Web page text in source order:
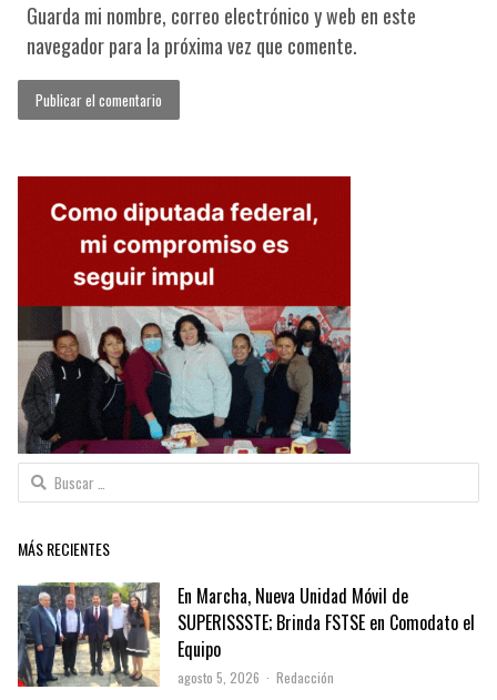
Guarda mi nombre, correo electrónico y web en este
navegador para la próxima vez que comente.
Buscar:
MÁS RECIENTES
En Marcha, Nueva Unidad Móvil de
SUPERISSSTE; Brinda FSTSE en Comodato el
Equipo
agosto 5, 2026 Author
Redacción